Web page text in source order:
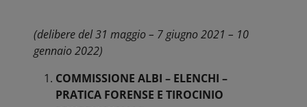
(delibere del 31 maggio – 7 giugno 2021 – 10
gennaio 2022)
COMMISSIONE ALBI – ELENCHI –
PRATICA FORENSE E TIROCINIO